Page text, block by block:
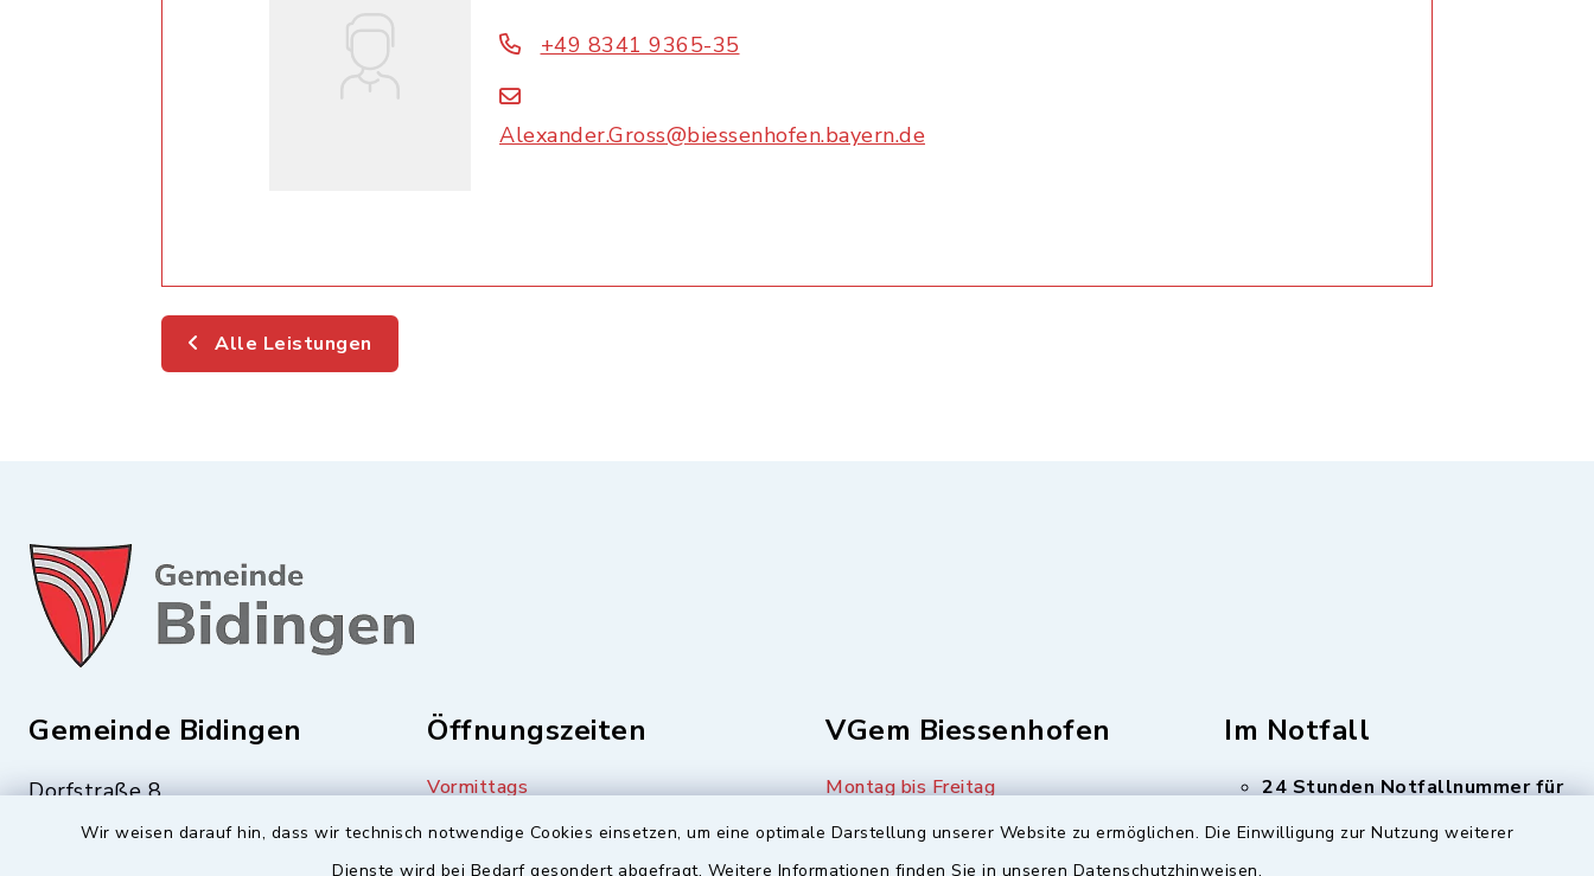
Wir weisen darauf hin, dass wir technisch notwendige Cookies einsetzen, um eine optimale Darstellung unserer Website zu ermöglichen. Die Einwilligung zur Nutzung weiterer
Dienste wird bei Bedarf gesondert abgefragt. Weitere Informationen finden Sie in unseren Datenschutzhinweisen.
+49 8341 9365-35
Alexander.Gross@biessenhofen.bayern.de
Alle Leistungen
Gemeinde Bidingen
Dorfstraße 8
87651 Bidingen
Öffnungszeiten
Vormittags
Dienstag 08:00-12:00 Uhr
VGem Biessenhofen
Montag bis Freitag
8:00-12:00 Uhr
Im Notfall
24 Stunden Notfallnummer für
08348 1261